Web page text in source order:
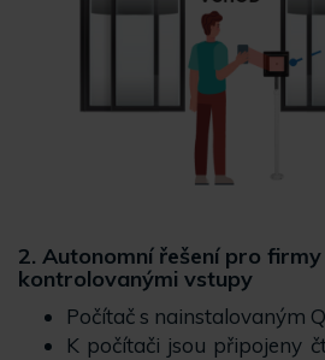
2. Autonomní řešení pro
kontrolovanými vstupy
Počítač s nainstalovaným
K počítači jsou připojeny